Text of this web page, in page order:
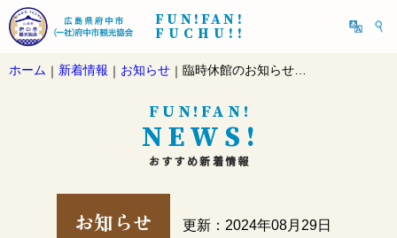
FUN!FAN!
FUCHU!!
ホーム ｜ 新着情報 ｜ お知らせ ｜ 臨時休館のお知らせ（キテラスふちゅう北館・南館、府中市観光協会上下支部、恋しき）
FUN!FAN!
NEWS!
おすすめ新着情報
お知らせ 更新：2024年08月29日